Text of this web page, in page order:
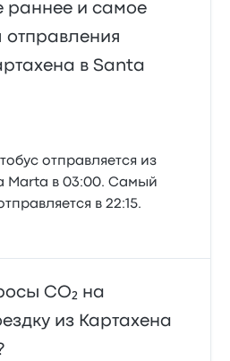
раннее и самое
отправления
в Santa
отправляется из
Marta в 03:00. Самый
в 22:15.
CO₂ на
из Картахена